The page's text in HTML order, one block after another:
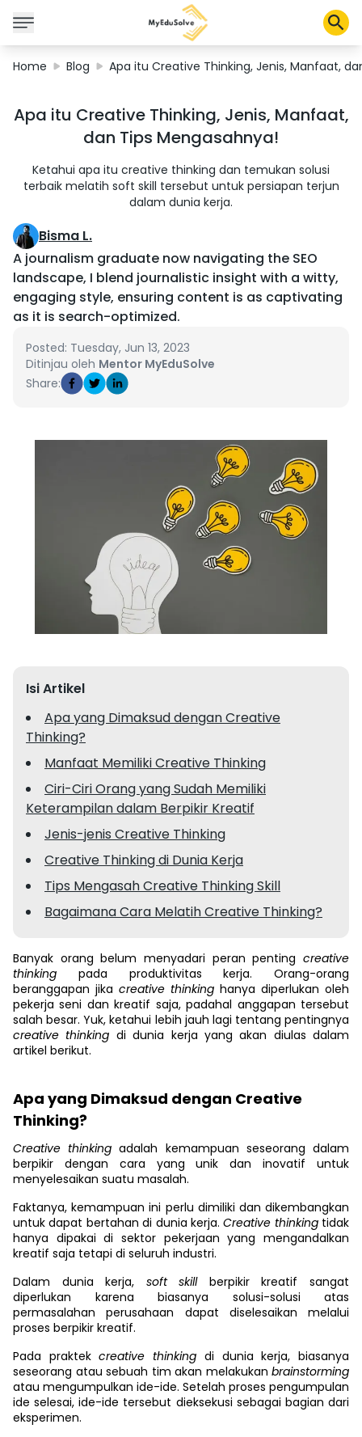
Corporate Solutions
Certifications
About Us
Shop
My Cart
Profile
Home Blog Apa itu Creative Thinking, Jenis, Manfaat,
Apa itu Creative Thinking, Jenis, Manfaat,
dan Tips Mengasahnya!
Ketahui apa itu creative thinking dan temukan solusi
terbaik melatih soft skill tersebut untuk persiapan terjun
dalam dunia kerja.
Bisma L.
A journalism graduate now navigating the SEO
landscape, I blend journalistic insight with a witty,
engaging style, ensuring content is as captivating
as it is search-optimized.
Posted: Tuesday, Jun 13, 2023
Ditinjau oleh Mentor MyEduSolve
Share:
Isi Artikel
Apa yang Dimaksud dengan Creative
Thinking?
Manfaat Memiliki Creative Thinking
Ciri-Ciri Orang yang Sudah Memiliki
Keterampilan dalam Berpikir Kreatif
Jenis-jenis Creative Thinking
Creative Thinking di Dunia Kerja
Tips Mengasah Creative Thinking Skill
Bagaimana Cara Melatih Creative Thinking?
Banyak orang belum menyadari peran penting creative
thinking pada produktivitas kerja. Orang-orang
beranggapan jika creative thinking hanya diperlukan oleh
pekerja seni dan kreatif saja, padahal anggapan tersebut
salah besar. Yuk, ketahui lebih jauh lagi tentang pentingnya
creative thinking di dunia kerja yang akan diulas dalam
artikel berikut.
Apa yang Dimaksud dengan Creative
Thinking?
Creative thinkingadalah kemampuan seseorang dalam
berpikir dengan cara yang unik dan inovatif untuk
menyelesaikan suatu masalah.
Faktanya, kemampuan ini perlu dimiliki dan dikembangkan
untuk dapat bertahan di dunia kerja.Creative thinking tidak
hanya dipakai di sektor pekerjaan yang mengandalkan
kreatif saja tetapi di seluruh industri.
Dalam dunia kerja, soft skillberpikir kreatif sangat
diperlukan karena biasanya solusi-solusi atas
permasalahan perusahaan dapat diselesaikan melalui
proses berpikir kreatif.
Pada praktekcreative thinking di dunia kerja, biasanya
seseorang atau sebuah tim akan melakukan brainstorming
atau mengumpulkan ide-ide. Setelah proses pengumpulan
ide selesai, ide-ide tersebut dieksekusi sebagai bagian dari
eksperimen.